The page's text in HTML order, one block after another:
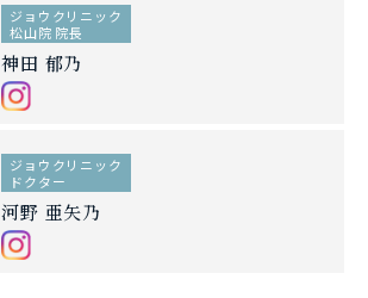
ジョウクリニック
松山院 院長
神田 郁乃
ジョウクリニック
ドクター
河野 亜矢乃